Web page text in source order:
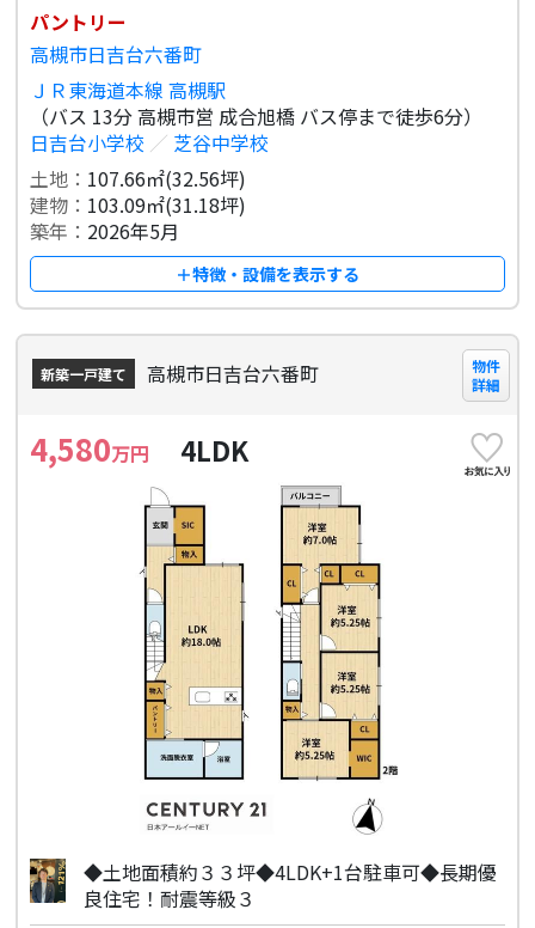
パントリー
高槻市日吉台六番町
ＪＲ東海道本線 高槻駅
（バス 13分 高槻市営 成合旭橋 バス停まで徒歩6分）
日吉台小学校 ／ 芝谷中学校
土地： 107.66㎡(32.56坪)
建物： 103.09㎡(31.18坪)
築年： 2026年5月
＋特徴・設備を表示する
新築一戸建て 高槻市日吉台六番町
物件
詳細
4,580万円 4LDK
◆土地面積約３３坪◆4LDK+1台駐車可◆長期優
良住宅！耐震等級３